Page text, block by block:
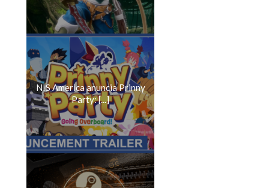
NIS America anuncia Prinny
Party: [...]